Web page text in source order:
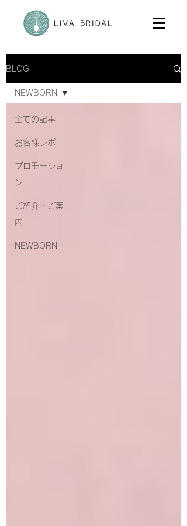
BLOG
全ての記事
お客様レポ
プロモーショ
ン
ご紹介・ご案
内
NEWBORN
NEWBORN